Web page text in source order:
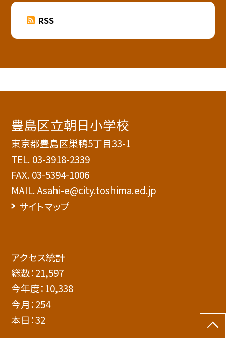
RSS
豊島区立朝日小学校
東京都豊島区巣鴨5丁目33-1
TEL. 03-3918-2339
FAX. 03-5394-1006
MAIL. Asahi-e@city.toshima.ed.jp
サイトマップ
アクセス統計
総数：21,597
今年度： 10,338
今月：254
本日：32